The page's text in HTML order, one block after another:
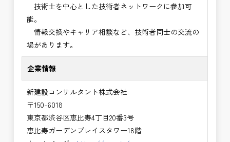
技術士を中心とした技術者ネットワークに参加可
能。
情報交換やキャリア相談など、技術者同士の交流の
場があります。
企業情報
新建設コンサルタント株式会社
〒150-6018
東京都渋谷区恵比寿4丁目20番3号
恵比寿ガーデンプレイスタワー18階